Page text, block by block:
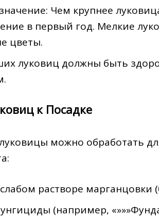
Чем крупнее
в первый год. Мелкие
цветы.
луковиц должны быть
к Посадке
можно обработать
растворе марганцовки
(например,